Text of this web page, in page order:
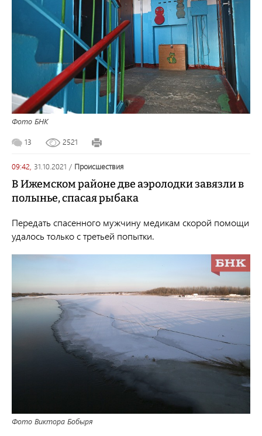
Фото БНК
13 2521
09:42, 31.10.2021 / происшествия
В Ижемском районе две аэролодки завязли в
полынье, спасая рыбака
Передать спасенного мужчину медикам скорой помощи
удалось только с третьей попытки.
Фото Виктора Бобыря